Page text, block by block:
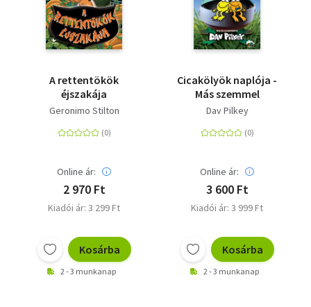
A rettentökök
éjszakája
Geronimo Stilton
Online ár:
2 970 Ft
Kiadói ár: 3 299 Ft
Kosárba
2 - 3 munkanap
Cicakölyök naplója -
Más szemmel
Dav Pilkey
Online ár:
3 600 Ft
Kiadói ár: 3 999 Ft
Kosárba
2 - 3 munkanap